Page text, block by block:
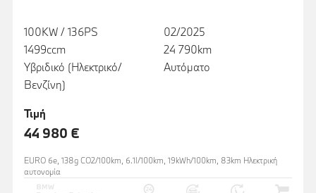
100KW / 136PS
1499ccm
Υβριδικό (Ηλεκτρικό/
Βενζίνη)
02/2025
24 790km
Αυτόματο
Τιμή
44 980 €
EURO 6e, 138g CO2/100km, 6.1l/100km, 19kWh/100km, 83km Ηλεκτρική
αυτονομία